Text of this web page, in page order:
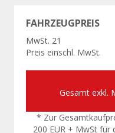
FAHRZEUGPREIS
MwSt. 21
Preis einschl. MwSt.
Gesamt exkl.
* Zur
200 EUR + MwSt für